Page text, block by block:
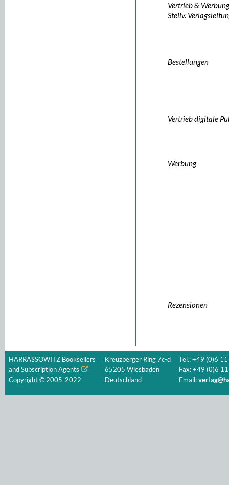
Vertrieb & Werbung
Stellv.
Bestellungen
Vertrieb digitale
Werbung
Rezensionen
HARRASSOWITZ Booksellers
and Subscription Agents
Copyright © 2005-2022
Kreuzberger Ring 7c-d
65205 Wiesbaden
Deutschland
Tel.: +49 (0)6
Fax: +49 (0)6
Email: